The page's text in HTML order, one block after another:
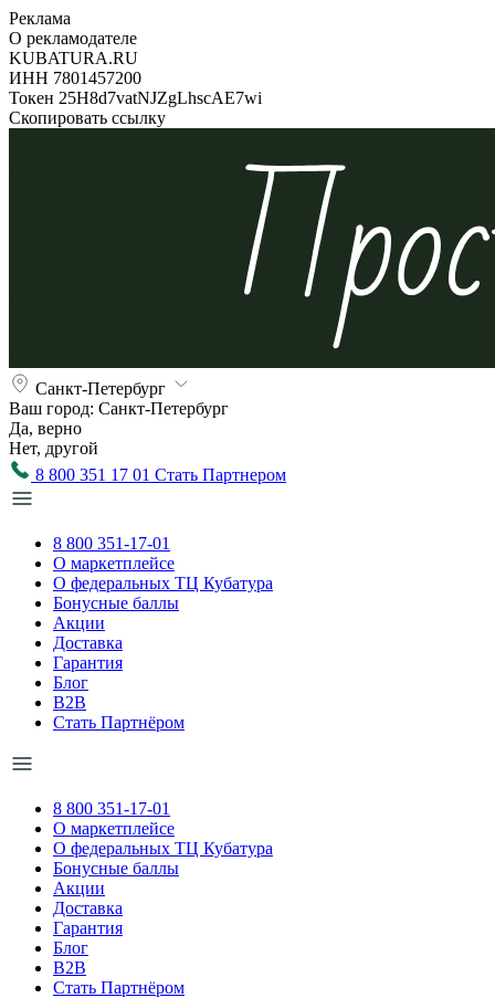
Реклама
О рекламодателе
KUBATURA.RU
ИНН 7801457200
Токен 25H8d7vatNJZgLhscAE7wi
Скопировать ссылку
Санкт-Петербург
Ваш город: Санкт-Петербург
Да, верно
Нет, другой
8 800 351 17 01 Стать Партнером
8 800 351-17-01
О маркетплейсе
О федеральных ТЦ Кубатура
Бонусные баллы
Акции
Доставка
Гарантия
Блог
B2B
Стать Партнёром
8 800 351-17-01
О маркетплейсе
О федеральных ТЦ Кубатура
Бонусные баллы
Акции
Доставка
Гарантия
Блог
B2B
Стать Партнёром